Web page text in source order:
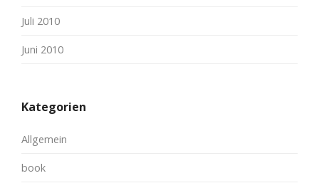
Juli 2010
Juni 2010
Kategorien
Allgemein
book